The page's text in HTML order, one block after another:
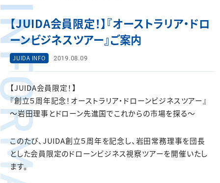
【JUIDA会員限定！】『オーストラリア・ドロ
ーンビジネスツアー』ご案内
JUIDA INFO 2019.08.09
【JUIDA会員限定！】
『創立５周年記念！オーストラリア・ドローンビジネスツアー』
～岩田理事とドローン先進国でこれからの市場を探る～
このたび、JUIDA創立５周年を記念し、岩田常務理事を団長
とした会員限定のドローンビジネス視察ツアーを開催いたし
ます。